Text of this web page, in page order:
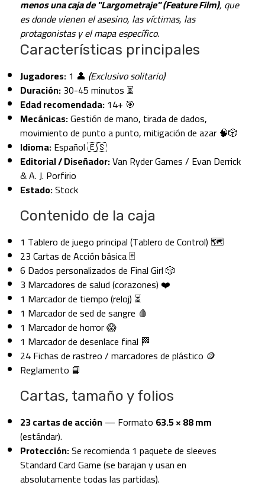
menos una caja de "Largometraje" (Feature Film), que
es donde vienen el asesino, las víctimas, las
protagonistas y el mapa específico.
Características principales
Jugadores:1 👤 (Exclusivo solitario)
Duración:30-45 minutos ⏳
Edad recomendada:14+ 🎯
Mecánicas:Gestión de mano, tirada de dados,
movimiento de punto a punto, mitigación de azar 🧠🎲
Idioma:Español 🇪🇸
Editorial / Diseñador:Van Ryder Games / Evan Derrick
& A. J. Porfirio
Estado:Stock
Contenido de la caja
1 Tablero de juego principal (Tablero de Control) 🗺️
23 Cartas de Acción básica 🃏
6 Dados personalizados de Final Girl 🎲
3 Marcadores de salud (corazones) ❤️
1 Marcador de tiempo (reloj) ⏳
1 Marcador de sed de sangre 🩸
1 Marcador de horror 😱
1 Marcador de desenlace final 🏁
24 Fichas de rastreo / marcadores de plástico 🪙
Reglamento 📘
Cartas, tamaño y folios
23 cartas de acción— Formato 63.5 × 88 mm
(estándar).
Protección:Se recomienda 1 paquete de sleeves
Standard Card Game (se barajan y usan en
absolutamente todas las partidas).